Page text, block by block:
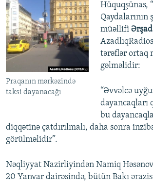
Praqanın mərkəzində
taksi dayanacağı
Hüquqşünas,
Qaydalarının
müəllifi
tərəflər ortaq
gəlməlidir:
“Əvvəlcə
dayancaqları
bu
diqqətinə çatdırılmalı, daha sonra
görülməlidir”.
Nəqliyyat Nazirliyindən Namiq
20 Yanvar dairəsində, bütün Bakı